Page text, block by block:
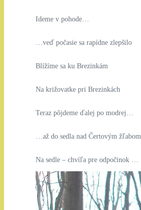
Ideme v pohode…
…veď počasie sa rapídne zlepšilo
Blížíme sa ku Brezinkám
Na križovatke pri Brezinkách
Teraz pôjdeme ďalej po modrej…
…až do sedla nad Čertovým žľabom
Na sedle – chvíľa pre odpočinok …